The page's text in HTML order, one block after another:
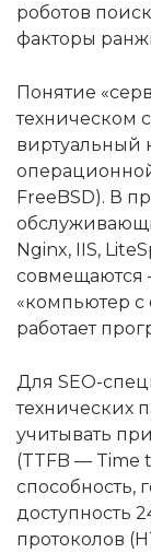
роботов
факторы
Понятие
техническом
виртуальный
FreeBSD). В
Nginx, IIS,
совмещаются
«компьютер с
работает
Для SEO-
технических
учитывать
(TTFB — Time
способность,
доступность
протоколов